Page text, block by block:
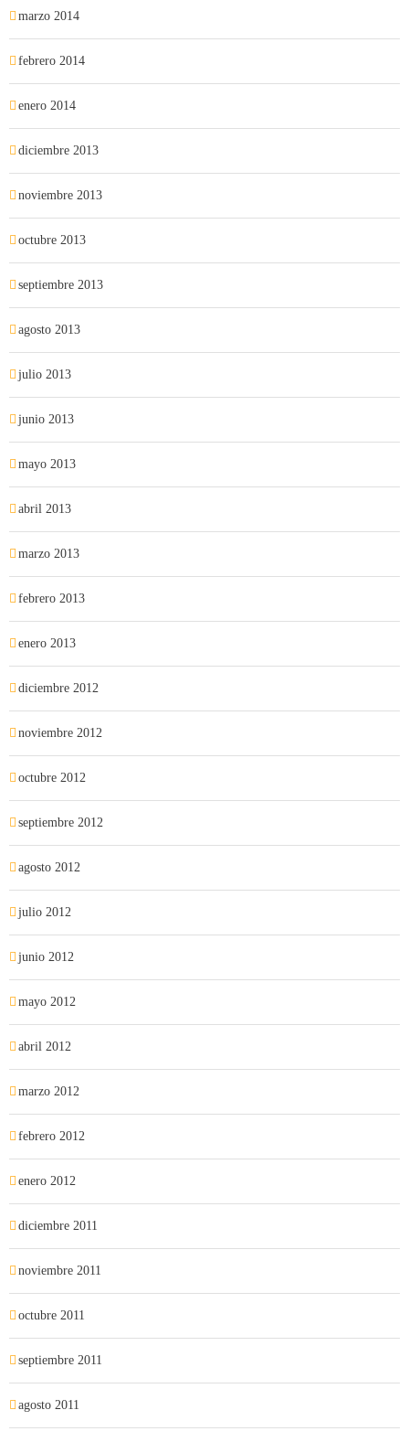
marzo 2014
febrero 2014
enero 2014
diciembre 2013
noviembre 2013
octubre 2013
septiembre 2013
agosto 2013
julio 2013
junio 2013
mayo 2013
abril 2013
marzo 2013
febrero 2013
enero 2013
diciembre 2012
noviembre 2012
octubre 2012
septiembre 2012
agosto 2012
julio 2012
junio 2012
mayo 2012
abril 2012
marzo 2012
febrero 2012
enero 2012
diciembre 2011
noviembre 2011
octubre 2011
septiembre 2011
agosto 2011